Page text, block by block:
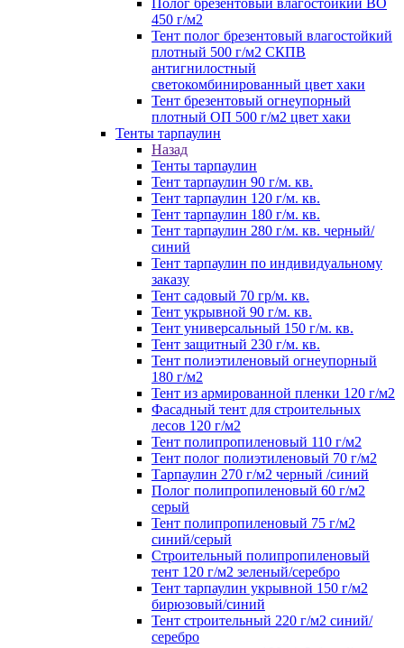
Полог брезентовый влагостойкий ВО
450 г/м2
Тент полог брезентовый влагостойкий
плотный 500 г/м2 СКПВ
антигнилостный
светокомбинированный цвет хаки
Тент брезентовый огнеупорный
плотный ОП 500 г/м2 цвет хаки
Тенты тарпаулин
Назад
Тенты тарпаулин
Тент тарпаулин 90 г/м. кв.
Тент тарпаулин 120 г/м. кв.
Тент тарпаулин 180 г/м. кв.
Тент тарпаулин 280 г/м. кв. черный/
синий
Тент тарпаулин по индивидуальному
заказу
Тент садовый 70 гр/м. кв.
Тент укрывной 90 г/м. кв.
Тент универсальный 150 г/м. кв.
Тент защитный 230 г/м. кв.
Тент полиэтиленовый огнеупорный
180 г/м2
Тент из армированной пленки 120 г/м2
Фасадный тент для строительных
лесов 120 г/м2
Тент полипропиленовый 110 г/м2
Тент полог полиэтиленовый 70 г/м2
Тарпаулин 270 г/м2 черный /синий
Полог полипропиленовый 60 г/м2
серый
Тент полипропиленовый 75 г/м2
синий/серый
Строительный полипропиленовый
тент 120 г/м2 зеленый/серебро
Тент тарпаулин укрывной 150 г/м2
бирюзовый/синий
Тент строительный 220 г/м2 синий/
серебро